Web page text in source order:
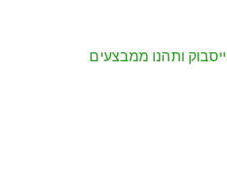
ותהנו ממבצעים